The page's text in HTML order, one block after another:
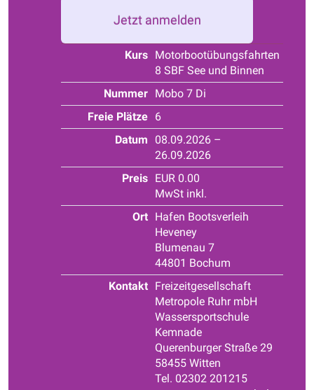
Jetzt anmelden
Kurs Motorbootübungsfahrten
8 SBF See und Binnen
Nummer Mobo 7 Di
Freie Plätze 6
Datum
08.09.2026 –
26.09.2026
Preis EUR 0.00
MwSt inkl.
Ort Hafen Bootsverleih
Heveney
Blumenau 7
44801 Bochum
Kontakt Freizeitgesellschaft
Metropole Ruhr mbH
Wassersportschule
Kemnade
Querenburger Straße 29
58455 Witten
Tel. 02302 201215